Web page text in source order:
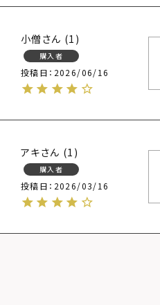
小僧 1
購入者
投稿日 2026/06/16
アキ 1
購入者
投稿日 2026/03/16